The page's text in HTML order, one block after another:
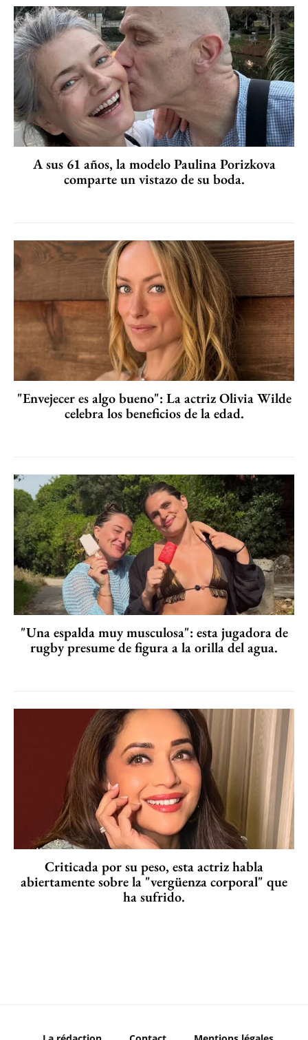
A sus 61 años, la modelo Paulina Porizkova
comparte un vistazo de su boda.
"Envejecer es algo bueno": La actriz Olivia Wilde
celebra los beneficios de la edad.
"Una espalda muy musculosa": esta jugadora de
rugby presume de figura a la orilla del agua.
Criticada por su peso, esta actriz habla
abiertamente sobre la "vergüenza corporal" que
ha sufrido.